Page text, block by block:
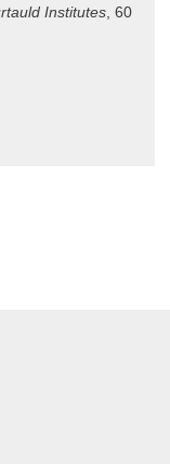
Institutes, 60